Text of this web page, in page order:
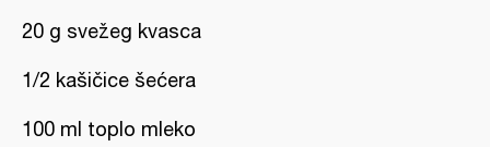
20 g svežeg kvasca
1/2 kašičice šećera
100 ml toplo mleko